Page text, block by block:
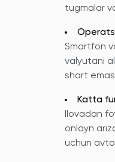
tugmalar
Smartfon
valyutani
shart
Katta
Ilovadan
onlayn
uchun